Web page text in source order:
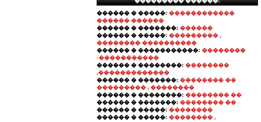
������ � �����: ������������
������ ������
������ � �������: ������
������ � �����: ��������� ,
�������� ����������
������ � �����������: ��������
-�����������
������ � ��������: ��������
,�������������
������ � �������: �������� ��
��������� , ��������
������ � ��������: �������� ��
������ � �������: �������� ��
������ � �����: ��������
������ � �����: �������� ,